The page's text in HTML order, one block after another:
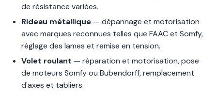
de résistance variées.
Rideau métallique — dépannage et motorisation
avec marques reconnues telles que FAAC et Somfy,
réglage des lames et remise en tension.
Volet roulant — réparation et motorisation, pose
de moteurs Somfy ou Bubendorff, remplacement
d'axes et tabliers.